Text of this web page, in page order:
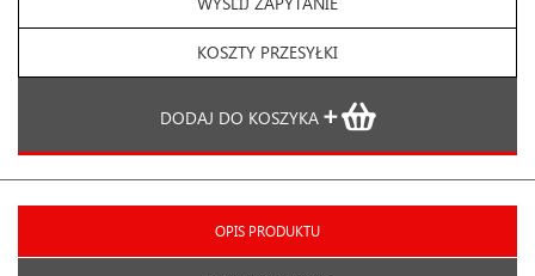
KOSZTY PRZESYŁKI
DODAJ DO KOSZYKA
OPIS PRODUKTU